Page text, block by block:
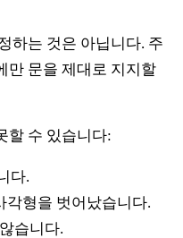
하는 것은 아닙니다. 주
만 문을 제대로 지지할
할 수 있습니다:
다.
각형을 벗어났습니다.
습니다.